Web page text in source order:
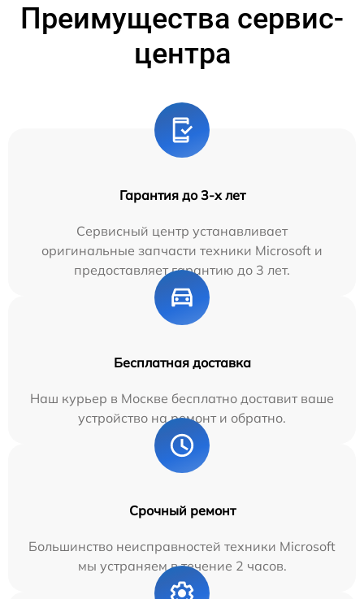
Преимущества сервис-
центра
Гарантия до 3-х лет
Сервисный центр устанавливает
оригинальные запчасти техники Microsoft и
предоставляет гарантию до 3 лет.
Бесплатная доставка
Наш курьер в Москве бесплатно доставит ваше
устройство на ремонт и обратно.
Срочный ремонт
Большинство неисправностей техники Microsoft
мы устраняем в течение 2 часов.